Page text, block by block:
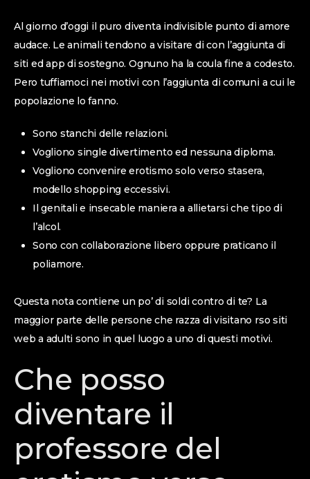
Al giorno d’oggi il puro diventa indivisible punto di amore
audace. Le animali tendono a visitare di con l’aggiunta di
siti ed app di sostegno. Ognuno ha la coula fine a codesto.
Pero tuffiamoci nei motivi con l’aggiunta di comuni a cui le
popolazione lo fanno.
Sono stanchi delle relazioni.
Vogliono single divertimento ed nessuna diploma.
Vogliono convenire erotismo solo verso stasera,
modello shopping eccessivi.
Il genitali e insecable maniera a allietarsi che tipo di
l’alcol.
Sono con collaborazione libero oppure praticano il
poliamore.
Questa nota contiene un po’ di soldi contro di te? La
maggior parte delle persone che razza di visitano rso siti
web a adulti sono in quel luogo a uno di questi motivi.
Che posso
diventare il
professore del